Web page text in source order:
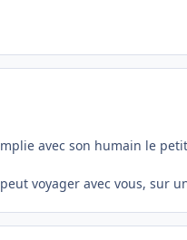
avec son humain le
voyager avec vous, sur